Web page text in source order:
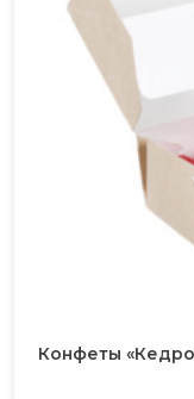
Конфеты